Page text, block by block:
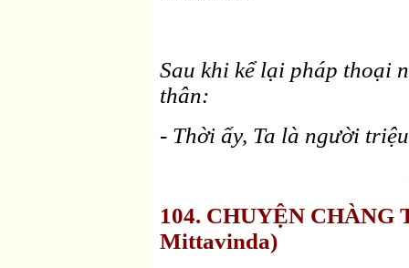
Sau khi kể lại pháp thoại
thân:
- Thời ấy, Ta là người
104. CHUYỆN
Mittavinda)